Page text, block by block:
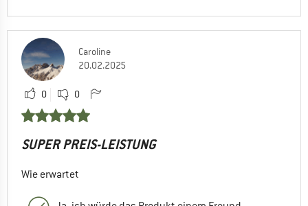
Caroline
20.02.2025
0 0
SUPER PREIS-LEISTUNG
Wie erwartet